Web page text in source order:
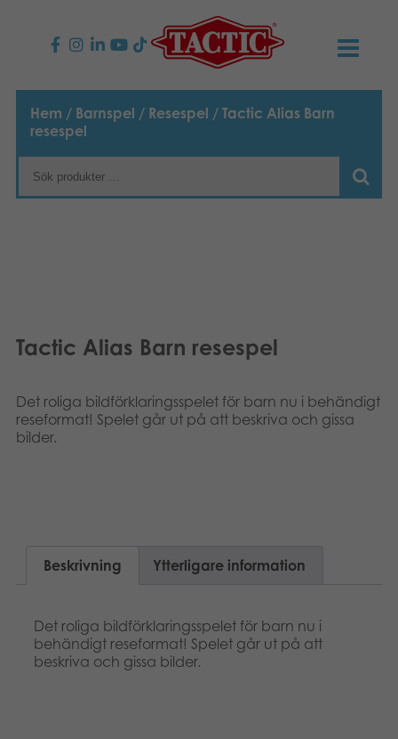
PRODUKTER
Barnspel
Böcker
NYHETER
TACTIC
Hem / Barnspel / Resespel / Tactic Alias Barn
resespel
Tactic Alias Barn resespel
Det roliga bildförklaringsspelet för barn nu i behändigt
reseformat! Spelet går ut på att beskriva och gissa
bilder.
Beskrivning Ytterligare information
Det roliga bildförklaringsspelet för barn nu i
behändigt reseformat! Spelet går ut på att
beskriva och gissa bilder.